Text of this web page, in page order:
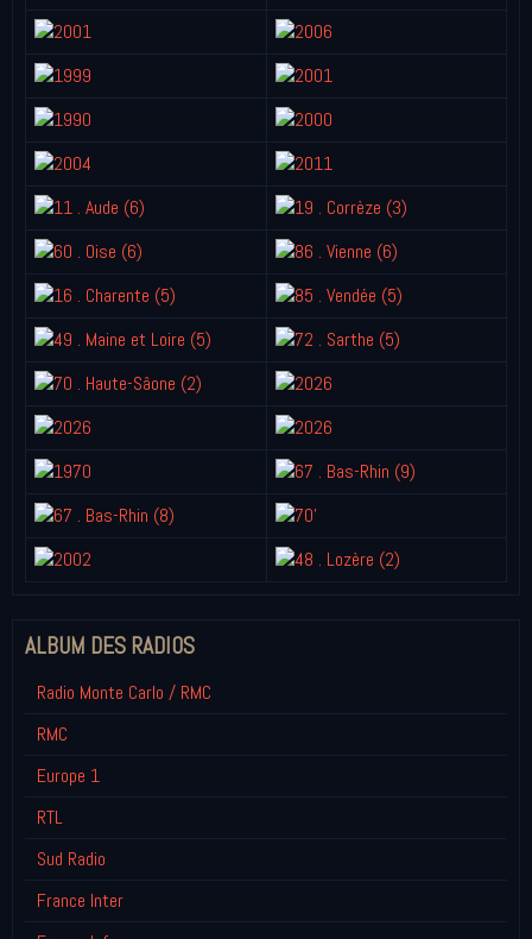
ALBUM DES RADIOS
Radio Monte Carlo / RMC
RMC
Europe 1
RTL
Sud Radio
France Inter